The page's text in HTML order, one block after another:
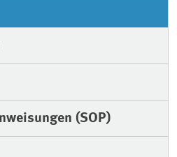
(SOP)